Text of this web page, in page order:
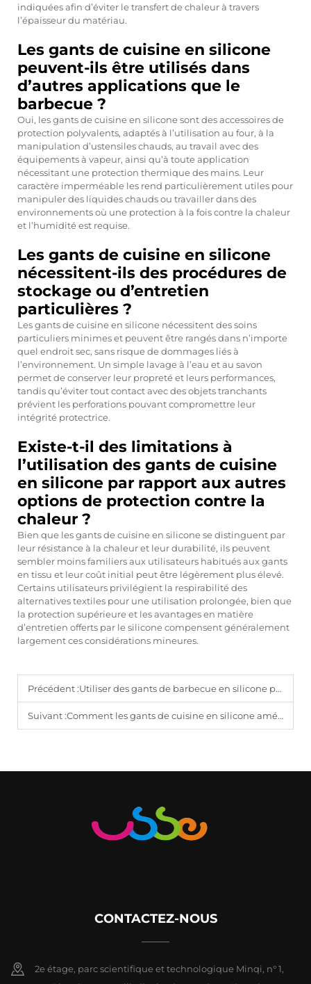
indiquées afin d’éviter le transfert de chaleur à travers
l’épaisseur du matériau.
Les gants de cuisine en silicone
peuvent-ils être utilisés dans
d’autres applications que le
barbecue ?
Oui, les gants de cuisine en silicone sont des accessoires de
protection polyvalents, adaptés à l’utilisation au four, à la
manipulation d’ustensiles chauds, au travail avec des
équipements à vapeur, ainsi qu’à toute application
nécessitant une protection thermique des mains. Leur
caractère imperméable les rend particulièrement utiles pour
manipuler des liquides chauds ou travailler dans des
environnements où une protection à la fois contre la chaleur
et l’humidité est requise.
Les gants de cuisine en silicone
nécessitent-ils des procédures de
stockage ou d’entretien
particulières ?
Les gants de cuisine en silicone nécessitent des soins
particuliers minimes et peuvent être rangés dans n’importe
quel endroit sec, sans risque de dommages liés à
l’environnement. Un simple lavage à l’eau et au savon
permet de conserver leur propreté et leurs performances,
tandis qu’éviter tout contact avec des objets tranchants
prévient les perforations pouvant compromettre leur
intégrité protectrice.
Existe-t-il des limitations à
l’utilisation des gants de cuisine
en silicone par rapport aux autres
options de protection contre la
chaleur ?
Bien que les gants de cuisine en silicone se distinguent par
leur résistance à la chaleur et leur durabilité, ils peuvent
sembler moins familiers aux utilisateurs habitués aux gants
en tissu et leur coût initial peut être légèrement plus élevé.
Certains utilisateurs privilégient la respirabilité des
alternatives textiles pour une utilisation prolongée, bien que
la protection supérieure et les avantages en matière
d’entretien offerts par le silicone compensent généralement
largement ces considérations mineures.
Précédent :Utiliser des gants de barbecue en silicone pour la sécurité thermique
Suivant :Comment les gants de cuisine en silicone améliorent la sécurité en cuisine
CONTACTEZ-NOUS
2e étage, parc scientifique et technologique Minqi, n° 1,